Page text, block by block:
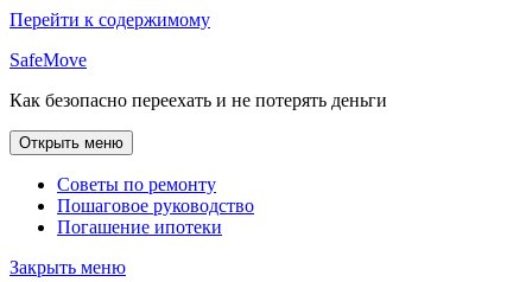
Перейти к содержимому
SafeMove
Как безопасно переехать и не потерять деньги
Открыть меню
Советы по ремонту
Пошаговое руководство
Погашение ипотеки
Закрыть меню